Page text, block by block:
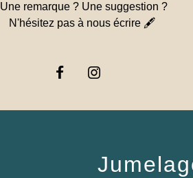
Une remarque ? Une suggestion ?
N'hésitez pas à nous écrire 🖋